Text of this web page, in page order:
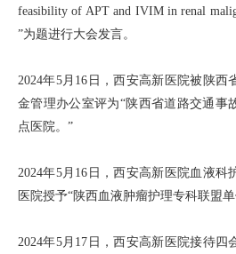
feasibility of APT and IVIM in renal
”为题进行大会发言。
2024年5月16日，西安高新医院被陕
金管理办公室评为“陕西省道路交通事
点医院。”
2024年5月16日，西安高新医院血液
医院授予“陕西血液肿瘤护理专科联盟单
2024年5月17日，西安高新医院接待四